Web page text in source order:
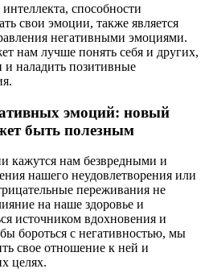
способности
свои эмоции, также является
негативными эмоциями.
нам лучше понять себя и других,
и наладить позитивные
эмоций: новый
быть полезным
кажутся нам безвредными и
нашего неудовлетворения или
переживания не
на наше здоровье и
источником вдохновения и
бороться с негативностью, мы
свое отношение к ней и
целях.